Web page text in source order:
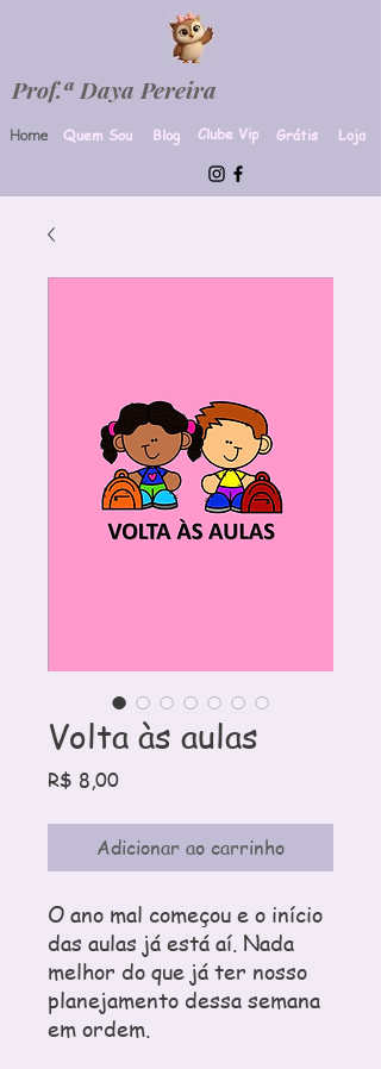
Home Loja
Clube Vip
Quem Sou Grátis
Blog
Prof.ª Daya Pereira
Volta às aulas
R$ 8,00Preço
Adicionar ao carrinho
O ano mal começou e o início
das aulas já está aí. Nada
melhor do que já ter nosso
planejamento dessa semana
em ordem.